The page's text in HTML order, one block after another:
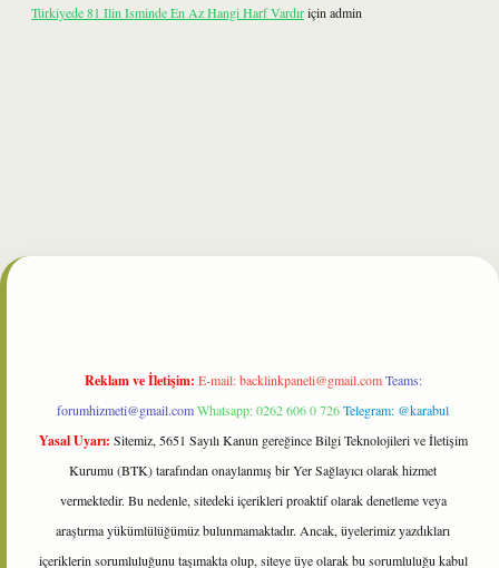
Türkiyede 81 Ilin Isminde En Az Hangi Harf Vardıriçin admin
Reklam ve İletişim: E-mail:backlinkpaneli@gmail.com Teams:
forumhizmeti@gmail.comWhatsapp: 0262 606 0 726Telegram: @karabul
Yasal Uyarı: Sitemiz, 5651 Sayılı Kanun gereğince Bilgi Teknolojileri ve İletişim
Kurumu (BTK) tarafından onaylanmış bir Yer Sağlayıcı olarak hizmet
vermektedir. Bu nedenle, sitedeki içerikleri proaktif olarak denetleme veya
araştırma yükümlülüğümüz bulunmamaktadır. Ancak, üyelerimiz yazdıkları
içeriklerin sorumluluğunu taşımakta olup, siteye üye olarak bu sorumluluğu kabul